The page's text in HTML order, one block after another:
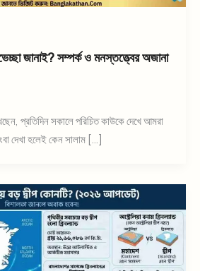
জানাই? সম্পর্ক ও মনস্তত্ত্বের অজানা
প্রতিদিন সকালে পরিচিত কাউকে দেখে আমরা
দেখা হলেই কেন সালাম […]